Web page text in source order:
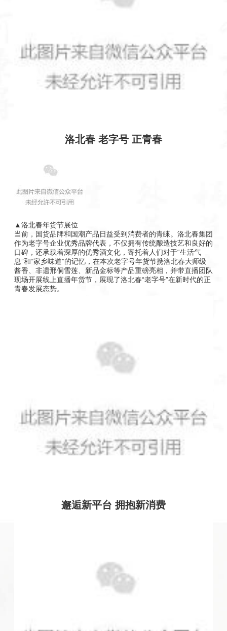
洛北春 老字号 正青春
▲洛北春年货节展位
当前，国货品牌和国潮产品日益受到消费者的青睐。洛北春集团
作为老字号企业优秀品牌代表，不仅拥有传统酿造技艺和良好的
口碑，还承载着深厚的优秀酒文化，寄托着人们对于“生活气
息”和“家乡味道”的记忆，在本次老字号年货节携洛北春大师级
酱香、非遗邢侗雪莲、新品金标等产品重磅亮相，并带直播团队
现场开展线上直播年货节，展现了洛北春“老字号”在新时代的正
青春发展态势。
邂逅新平台 拥抱新消费